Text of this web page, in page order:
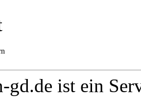
gd.de ist ein